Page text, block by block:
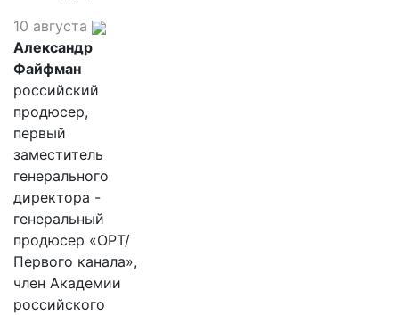
10 августа
Александр
Файфман
российский
продюсер,
первый
заместитель
генерального
директора -
генеральный
продюсер «ОРТ/
Первого канала»,
член Академии
российского